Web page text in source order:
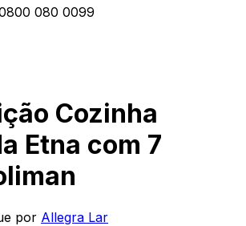
080 0099
Cozinha
Etna com 7
por Allegra Lar